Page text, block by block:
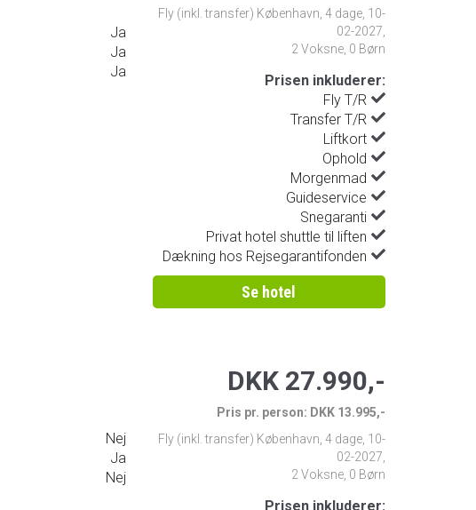
Ja
Ja
Ja
Fly (inkl. transfer) København 4 dage 10-
02-2027
2 Voksne, 0 Børn
Prisen inkluderer:
Fly T/R
Transfer T/R
Liftkort
Ophold
Morgenmad
Guideservice
Snegaranti
Privat hotel shuttle til liften
Dækning hos Rejsegarantifonden
Se hotel
Nej
Ja
Nej
DKK 27.990,-
Pris pr. person: DKK 13.995,-
Fly (inkl. transfer) København 4 dage 10-
02-2027
2 Voksne, 0 Børn
Prisen inkluderer: